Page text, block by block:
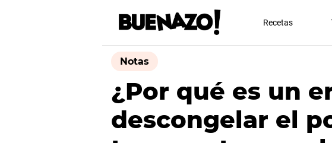
Recetas
Notas
¿Por qué es un
descongelar el